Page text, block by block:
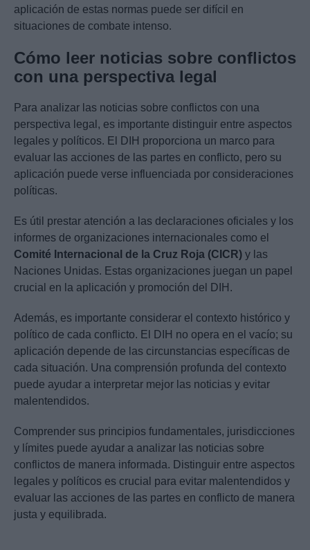
aplicación de estas normas puede ser difícil en
situaciones de combate intenso.
Cómo leer noticias sobre conflictos
con una perspectiva legal
Para analizar las noticias sobre conflictos con una
perspectiva legal, es importante distinguir entre aspectos
legales y políticos. El DIH proporciona un marco para
evaluar las acciones de las partes en conflicto, pero su
aplicación puede verse influenciada por consideraciones
políticas.
Es útil prestar atención a las declaraciones oficiales y los
informes de organizaciones internacionales como el
Comité Internacional de la Cruz Roja (CICR) y las
Naciones Unidas. Estas organizaciones juegan un papel
crucial en la aplicación y promoción del DIH.
Además, es importante considerar el contexto histórico y
político de cada conflicto. El DIH no opera en el vacío; su
aplicación depende de las circunstancias específicas de
cada situación. Una comprensión profunda del contexto
puede ayudar a interpretar mejor las noticias y evitar
malentendidos.
Comprender sus principios fundamentales, jurisdicciones
y límites puede ayudar a analizar las noticias sobre
conflictos de manera informada. Distinguir entre aspectos
legales y políticos es crucial para evitar malentendidos y
evaluar las acciones de las partes en conflicto de manera
justa y equilibrada.